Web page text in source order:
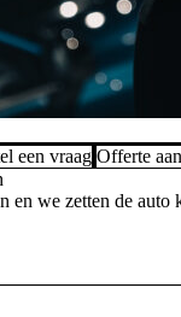
een vraag Offerte
en we zetten de auto